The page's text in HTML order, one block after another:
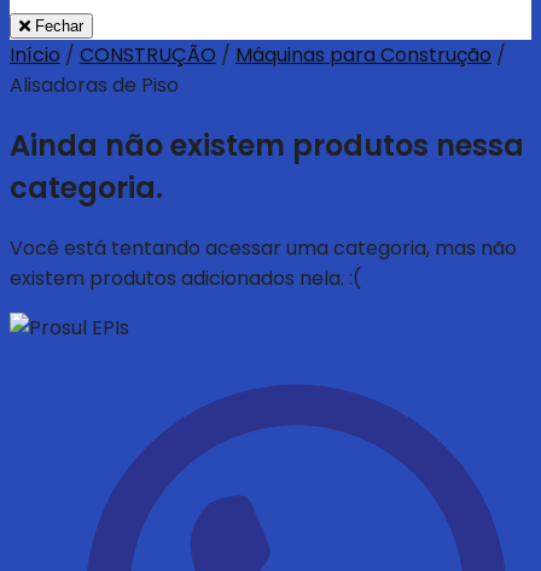
Fechar
Início / CONSTRUÇÃO / Máquinas para Construção /
Alisadoras de Piso
Ainda não existem produtos nessa
categoria.
Você está tentando acessar uma categoria, mas não
existem produtos adicionados nela. :(